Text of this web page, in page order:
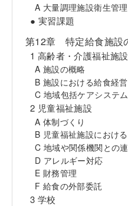
A 大量調理施設衛生管
● 実習課題
第12章 特定給食施設
1 高齢者・介護福祉施設
A 施設の概略
B 施設における給食経
C 地域包括ケアシステム
2 児童福祉施設
A 体制づくり
B 児童福祉施設におけ
C 地域や関係機関との
D アレルギー対応
E 財務管理
F 給食の外部委託
3 学校